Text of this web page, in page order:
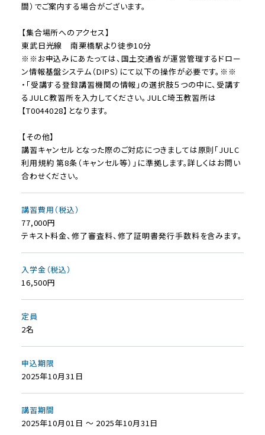
間）でご案内する場合がございます。
【集合場所へのアクセス】
東武日光線 南栗橋駅より徒歩10分
※※お申込みにあたっては、国土交通省が運営管理するドロー
ン情報基盤システム（DIPS）にて以下の操作が必要です。※※
・「受講する登録講習機関の情報」の選択肢５つの中に、受講す
るJULC教習所を入力してください。JULC埼玉教習所は
【T0044028】となります。
【その他】
講習キャンセルとなった際のご対応につきましては原則「JULC
利用規約 第8条（キャンセル等）」に準拠します。詳しくはお問い
合わせください。
講習費用（税込）
77,000円
テキスト料金、修了審査料、修了証明書発行手数料を含みます。
入学金（税込）
16,500円
定員
2名
申込期限
2025年10月31日
講習期間
2025年10月01日 ～ 2025年10月31日